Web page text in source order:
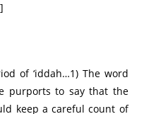
purports to say that the
keep a careful count of